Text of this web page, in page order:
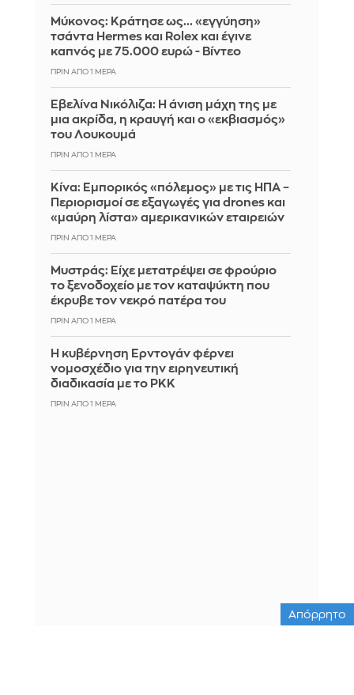
Μύκονος: Κράτησε ως... «εγγύηση»
τσάντα Hermes και Rolex και έγινε
καπνός με 75.000 ευρώ - Βίντεο
ΠΡΙΝ ΑΠΌ 1 ΜΈΡΑ
Εβελίνα Νικόλιζα: Η άνιση μάχη της με
μια ακρίδα, η κραυγή και ο «εκβιασμός»
του Λουκουμά
ΠΡΙΝ ΑΠΌ 1 ΜΈΡΑ
Κίνα: Εμπορικός «πόλεμος» με τις ΗΠΑ –
Περιορισμοί σε εξαγωγές για drones και
«μαύρη λίστα» αμερικανικών εταιρειών
ΠΡΙΝ ΑΠΌ 1 ΜΈΡΑ
Mυστράς: Είχε μετατρέψει σε φρούριο
το ξενοδοχείο με τον καταψύκτη που
έκρυβε τον νεκρό πατέρα του
ΠΡΙΝ ΑΠΌ 1 ΜΈΡΑ
Η κυβέρνηση Ερντογάν φέρνει
νομοσχέδιο για την ειρηνευτική
διαδικασία με το PKK
ΠΡΙΝ ΑΠΌ 1 ΜΈΡΑ
Απόρρητο